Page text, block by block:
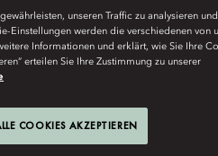
unseren Traffic zu analysieren
Einstellungen werden die verschiedenen von
Informationen und erklärt, wie Sie Ihre
erteilen Sie Ihre Zustimmung zu unserer
COOKIES AKZEPTIEREN